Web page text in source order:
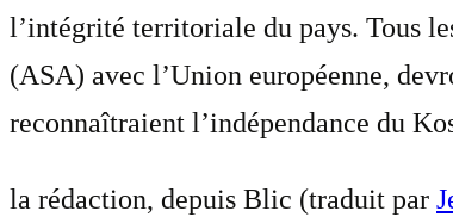
l’intégrité territoriale du pays. Tous
(ASA) avec l’Union européenne,
reconnaîtraient l’indépendance du
la rédaction, depuis Blic (traduit par